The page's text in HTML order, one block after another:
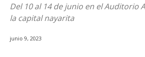
Del 10 al 14 de junio en el Auditorio
la capital nayarita
junio 9, 2023